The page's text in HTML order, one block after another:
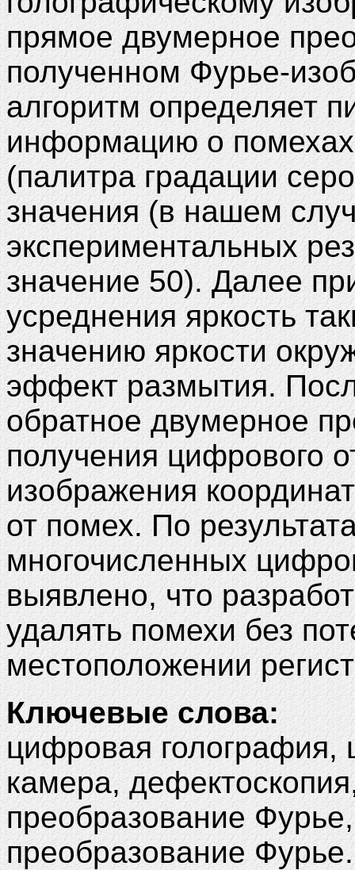
прямое двумерное
полученном Фурье-
алгоритм определяет
информацию о
(палитра градации
значения (в нашем
экспериментальных
значение 50). Далее
усреднения яркость
значению яркости
эффект размытия.
обратное двумерное
получения цифрового
изображения
от помех. По
многочисленных
выявлено, что
удалять помехи без
местоположении
Ключевые слова:
цифровая голография,
камера,
преобразование
преобразование Фурье.